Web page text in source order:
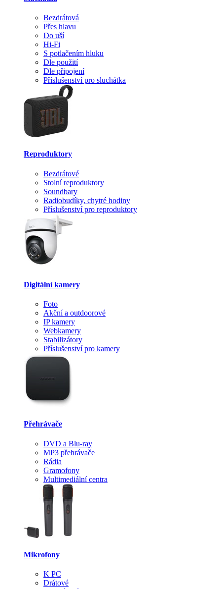
Bezdrátová
Přes hlavu
Do uší
Hi-Fi
S potlačením hluku
Dle použití
Dle připojení
Příslušenství pro sluchátka
Reproduktory
Bezdrátové
Stolní reproduktory
Soundbary
Radiobudíky, chytré hodiny
Příslušenství pro reproduktory
Digitální kamery
Foto
Akční a outdoorové
IP kamery
Webkamery
Stabilizátory
Příslušenství pro kamery
Přehrávače
DVD a Blu-ray
MP3 přehrávače
Rádia
Gramofony
Multimediální centra
Mikrofony
K PC
Drátové